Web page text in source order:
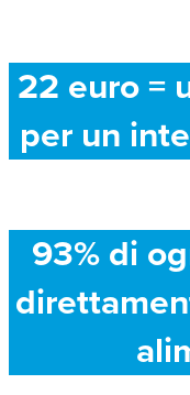
22 euro =
per un
93% di